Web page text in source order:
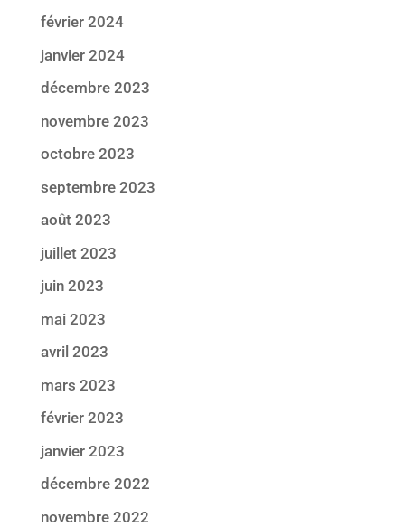
février 2024
janvier 2024
décembre 2023
novembre 2023
octobre 2023
septembre 2023
août 2023
juillet 2023
juin 2023
mai 2023
avril 2023
mars 2023
février 2023
janvier 2023
décembre 2022
novembre 2022